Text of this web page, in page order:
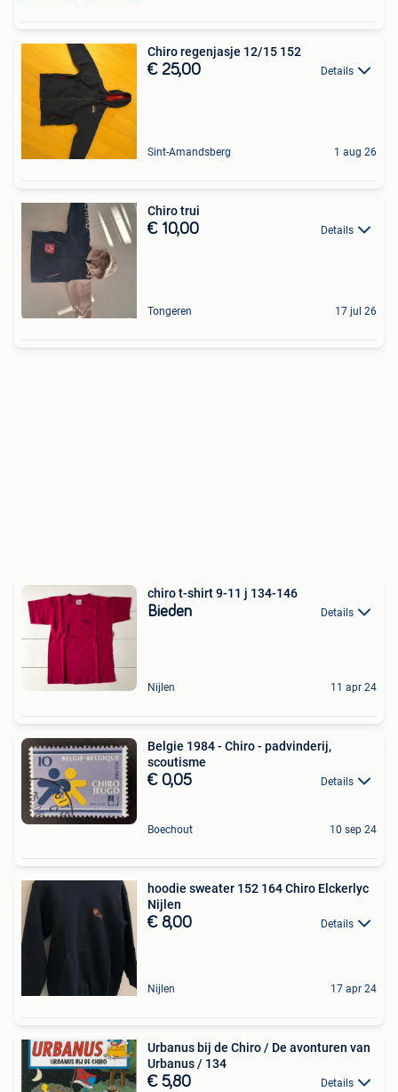
Chiro regenjasje 12/15 152
€ 25,00 Details
Sint-Amandsberg 1 aug 26
Chiro trui
€ 10,00 Details
Tongeren 17 jul 26
chiro t-shirt 9-11 j 134-146
Bieden Details
Nijlen 11 apr 24
Belgie 1984 - Chiro - padvinderij,
scoutisme
€ 0,05 Details
Boechout 10 sep 24
hoodie sweater 152 164 Chiro Elckerlyc
Nijlen
€ 8,00 Details
Nijlen 17 apr 24
Urbanus bij de Chiro / De avonturen van
Urbanus / 134
€ 5,80 Details